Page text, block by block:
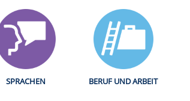
SPRACHEN BERUF UND ARBEIT